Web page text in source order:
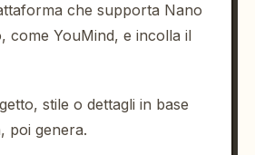
che supporta Nano
come YouMind, e incolla il
stile o dettagli in base
poi genera.